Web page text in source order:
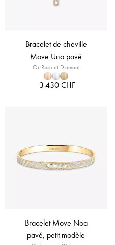
Bracelet de cheville
Move Uno pavé
Or Rose et Diamant
3 430 CHF
Bracelet Move Noa
pavé, petit modèle